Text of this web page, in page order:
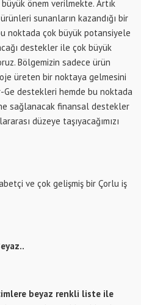
önem verilmekte. Artık
sunanların kazandığı bir
noktada çok büyük potansiyele
destekler ile çok büyük
Bölgemizin sadece ürün
üreten bir noktaya gelmesini
Ge destekleri hemde bu noktada
sağlanacak finansal destekler
düzeye taşıyacağımızı
ve çok gelişmiş bir Çorlu iş
beyaz renkli liste ile